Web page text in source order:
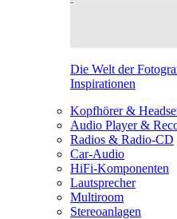
Die Welt der
Inspirationen
Kopfhörer &
Audio Player &
Radios & Radio-CD
Car-Audio
HiFi-Komponenten
Lautsprecher
Multiroom
Stereoanlagen